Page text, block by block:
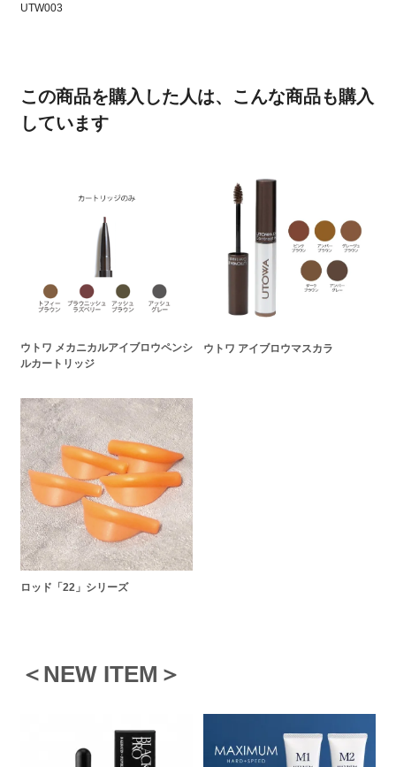
UTW003
この商品を購入した人は、こんな商品も購入
しています
ウトワ メカニカルアイブロウペンシ
ルカートリッジ
ウトワ アイブロウマスカラ
ロッド「22」シリーズ
＜NEW ITEM＞